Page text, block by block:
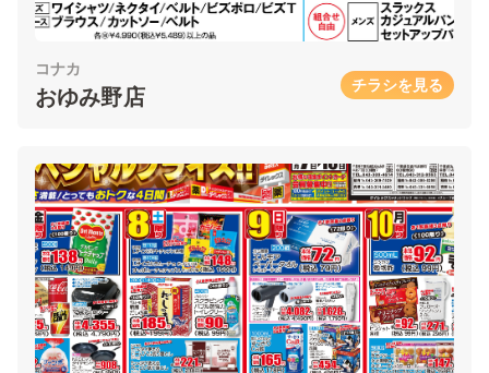
コナカ
おゆみ野店 チラシを見る